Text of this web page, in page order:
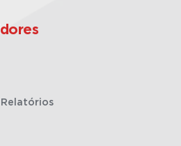
Relatórios